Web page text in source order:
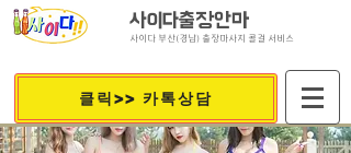
사이다출장안마
사이다 부산(경남) 출장마사지 콜걸 서비스
클릭>> 카톡상담